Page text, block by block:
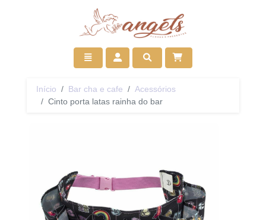
Toggle navigation
Acessar Pesquisar
Início Bar cha e cafe
Acessórios
Cinto porta latas rainha do bar